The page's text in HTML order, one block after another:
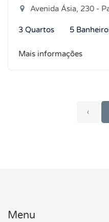
Avenida Ásia, 230 - Parque das
3 Quartos 5
Mais informações
‹
Menu